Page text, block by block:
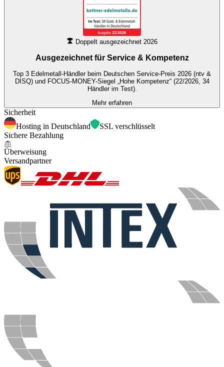
Doppelt ausgezeichnet 2026
Ausgezeichnet für Service & Kompetenz
Top 3 Edelmetall-Händler beim Deutschen Service-Preis 2026 (ntv &
DISQ) und FOCUS-MONEY-Siegel „Hohe Kompetenz“ (22/2026, 34
Händler im Test).
Mehr erfahren
Sicherheit
Hosting in Deutschland
SSL verschlüsselt
Sichere Bezahlung
Überweisung
Versandpartner